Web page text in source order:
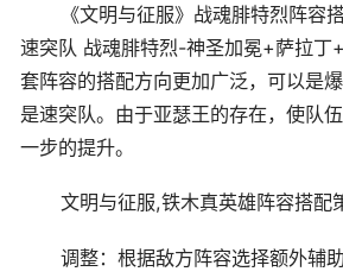
《文明与征服》战魂腓特烈阵容
速突队 战魂腓特烈-神圣加冕+萨拉丁
套阵容的搭配方向更加广泛，可以是
是速突队。由于亚瑟王的存在，使队
一步的提升。
文明与征服,铁木真英雄阵容搭配
调整：根据敌方阵容选择额外辅